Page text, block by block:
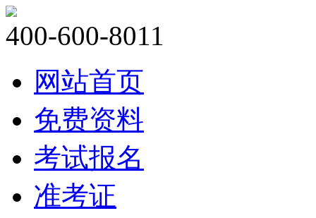
400-600-8011
网站首页
免费资料
考试报名
准考证